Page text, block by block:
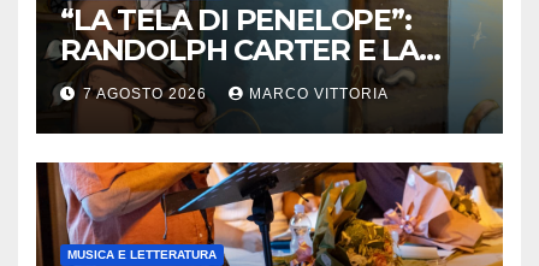
“LA TELA DI PENELOPE”:
RANDOLPH CARTER E LA
ROTTURA CHE DIVENTA
LIBERTÀ
7 AGOSTO 2026 MARCO VITTORIA
MUSICA E LETTERATURA